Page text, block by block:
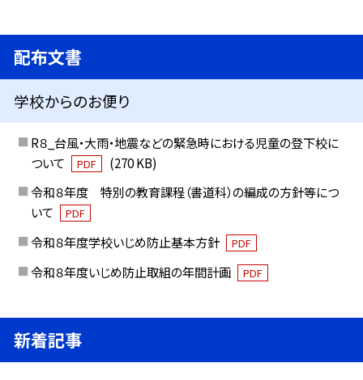
配布文書
学校からのお便り
R８_台風・大雨・地震などの緊急時における児童の登下校に
ついて
PDF
(270 KB)
令和８年度 特別の教育課程（書道科）の編成の方針等につ
いて
PDF
令和８年度学校いじめ防止基本方針 PDF
令和８年度いじめ防止取組の年間計画 PDF
新着記事